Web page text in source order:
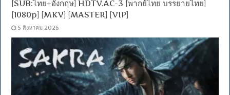
[SUB:ไทย+อังกฤษ] HDTV.AC-3 [พากย์ไทย บรรยายไทย]
[1080p] [MKV] [MASTER] [VIP]
5 สิงหาคม 2026